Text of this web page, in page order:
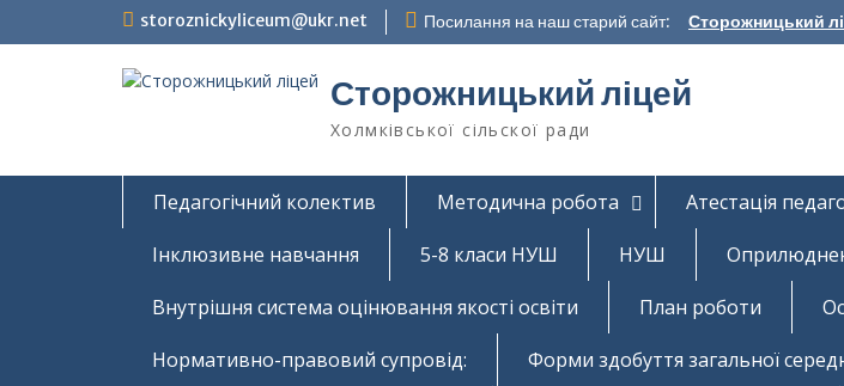
storoznickyliceum@ukr.net Посилання на наш старий сайт: Сторожницький
Сторожницький ліцей
Холмківської сільскої ради
Педагогічний колектив Методична робота Атестація
Інклюзивне навчання
5-8 класи НУШ НУШ
Внутрішня система оцінювання якості освіти
План роботи
Нормативно-правовий супровід:
Форми здобуття загальної